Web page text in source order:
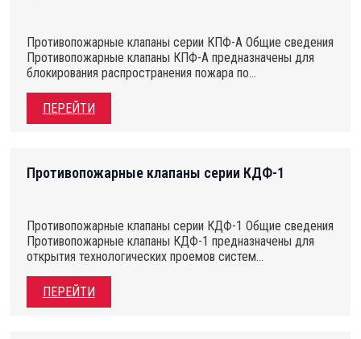
Противопожарные клапаны серии КПФ-А Общие сведения
Противопожарные клапаны КПФ-А предназначены для
блокирования распространения пожара по…
ПЕРЕЙТИ
Противопожарные клапаны серии КДФ-1
Противопожарные клапаны серии КДФ-1 Общие сведения
Противопожарные клапаны КДФ-1 предназначены для
открытия технологических проемов систем…
ПЕРЕЙТИ